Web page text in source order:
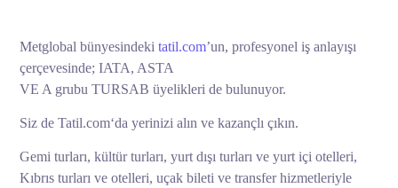
Metglobal bünyesindekitatil.com’un, profesyonel iş anlayışı
çerçevesinde; IATA, ASTA
VE A grubu TURSAB üyelikleri de bulunuyor.
Siz de Tatil.com‘da yerinizi alın ve kazançlı çıkın.
Gemi turları, kültür turları, yurt dışı turları ve yurt içi otelleri,
Kıbrıs turları ve otelleri, uçak bileti ve transfer hizmetleriyle